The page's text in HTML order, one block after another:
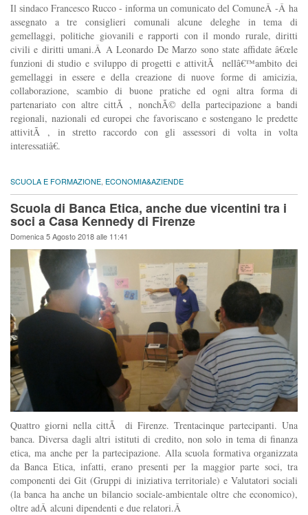
Il sindaco Francesco Rucco - informa un comunicato del ComuneÂ -Â ha
assegnato a tre consiglieri comunali alcune deleghe in tema di
gemellaggi, politiche giovanili e rapporti con il mondo rurale, diritti
civili e diritti umani.Â A Leonardo De Marzo sono state affidate â€œle
funzioni di studio e sviluppo di progetti e attivitÃ nellâ€™ambito dei
gemellaggi in essere e della creazione di nuove forme di amicizia,
collaborazione, scambio di buone pratiche ed ogni altra forma di
partenariato con altre cittÃ , nonchÃ© della partecipazione a bandi
regionali, nazionali ed europei che favoriscano e sostengano le predette
attivitÃ , in stretto raccordo con gli assessori di volta in volta
interessatiâ€.
SCUOLA E FORMAZIONE ECONOMIA&AZIENDE
Scuola di Banca Etica, anche due vicentini tra i
soci a Casa Kennedy di Firenze
Domenica 5 Agosto 2018 alle 11:41
Quattro giorni nella cittÃ di Firenze. Trentacinque partecipanti. Una
banca. Diversa dagli altri istituti di credito, non solo in tema di finanza
etica, ma anche per la partecipazione. Alla scuola formativa organizzata
da Banca Etica, infatti, erano presenti per la maggior parte soci, tra
componenti dei Git (Gruppi di iniziativa territoriale) e Valutatori sociali
(la banca ha anche un bilancio sociale-ambientale oltre che economico),
oltre adÂ alcuni dipendenti e due relatori.Â